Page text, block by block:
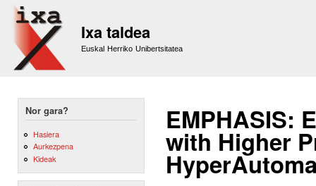
Ixa taldea
Euskal Herriko Unibertsitatea
Nor gara?
Hasiera
Aurkezpena
Kideak
EMPHASIS:
with Higher